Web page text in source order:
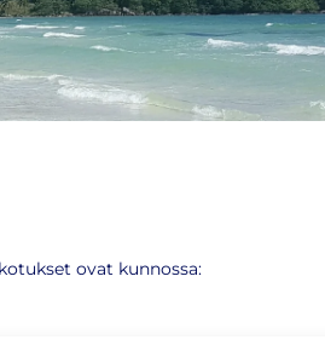
ovat kunnossa: